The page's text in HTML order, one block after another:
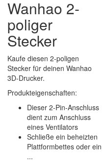
Wanhao 2-
poliger
Stecker
Kaufe diesen 2-poligen
Stecker für deinen Wanhao
3D-Drucker.
Produkteigenschaften:
Dieser 2-Pin-Anschluss
dient zum Anschluss
eines Ventilators
Schließe ein beheizten
Plattformbettes oder ein
...